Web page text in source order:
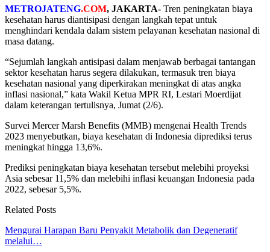
METROJATENG.COM, JAKARTA- Tren peningkatan biaya
kesehatan harus diantisipasi dengan langkah tepat untuk
menghindari kendala dalam sistem pelayanan kesehatan nasional di
masa datang.
“Sejumlah langkah antisipasi dalam menjawab berbagai tantangan
sektor kesehatan harus segera dilakukan, termasuk tren biaya
kesehatan nasional yang diperkirakan meningkat di atas angka
inflasi nasional,” kata Wakil Ketua MPR RI, Lestari Moerdijat
dalam keterangan tertulisnya, Jumat (2/6).
Survei Mercer Marsh Benefits (MMB) mengenai Health Trends
2023 menyebutkan, biaya kesehatan di Indonesia diprediksi terus
meningkat hingga 13,6%.
Prediksi peningkatan biaya kesehatan tersebut melebihi proyeksi
Asia sebesar 11,5% dan melebihi inflasi keuangan Indonesia pada
2022, sebesar 5,5%.
Related Posts
Mengurai Harapan Baru Penyakit Metabolik dan Degeneratif
melalui…